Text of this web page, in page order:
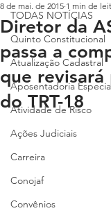
TODAS NOTÍCIAS
Quinto Constitucional
Atualização Cadastral
Aposentadoria
Atividade de Risco
Ações Judiciais
Carreira
Conojaf
Convênios
Diretor da
passa a
que
do TRT-18
8 de mai. de 2015 1 min de